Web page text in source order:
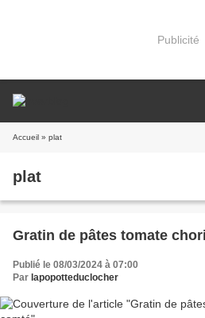
Publicité
Accueil » plat
plat
Gratin de pâtes tomate
Publié le 08/03/2024 à 07:00
Par lapopotteduclocher